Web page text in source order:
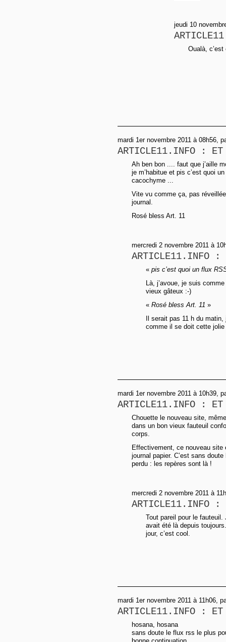
jeudi 10
Oualà,
mardi 1er novembre 2011 à 08h56,
ARTICLE11.INFO : ET
Ah ben bon .... faut que j’aille
je m’habitue et pis c’est quoi
cacochyme ...
Vite vu comme ça, pas
journal.
Rosé bless Art. 11
mercredi 2 novembre 2011 à
ARTICLE11.INFO :
« pis c’est quoi un flux
Là, j’avoue, je suis
vieux gâteux :-)
« Rosé bless Art. 11 »
Il serait pas 11 h du
comme il se doit cette jolie
mardi 1er novembre 2011 à 10h39,
ARTICLE11.INFO : ET
Chouette le nouveau site,
dans un bon vieux fauteuil
corps.
Effectivement, ce nouveau
journal papier. C’est sans
perdu : les repères sont là !
mercredi 2 novembre 2011 à
ARTICLE11.INFO :
Tout pareil pour le fauteuil.
avait été là depuis
jour, c’est cool.
mardi 1er novembre 2011 à 11h06,
ARTICLE11.INFO : ET
hosana, hosana
sans doute le flux rss le plus